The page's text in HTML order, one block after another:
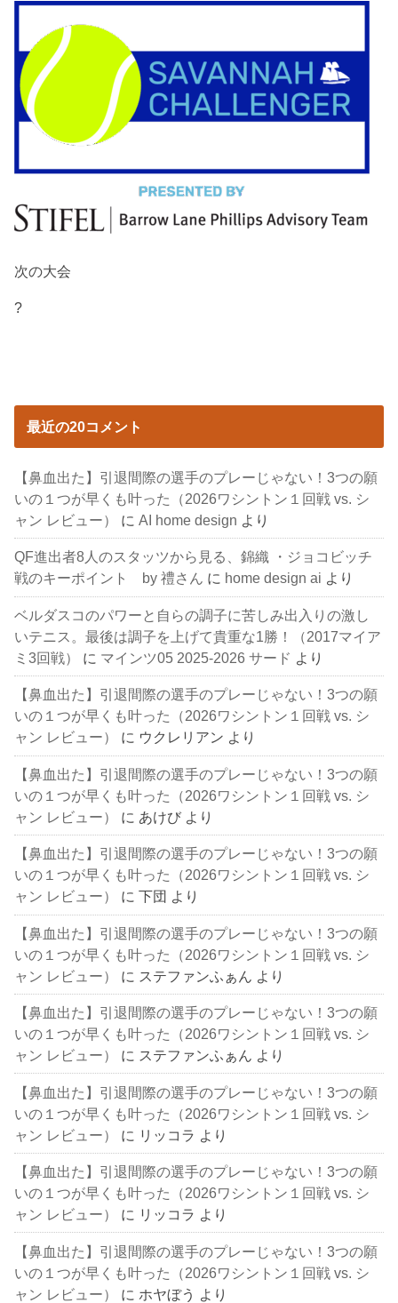
次の大会
?
最近の20コメント
【鼻血出た】引退間際の選手のプレーじゃない！3つの願
いの１つが早くも叶った（2026ワシントン１回戦 vs. シ
ャン レビュー）
にAI home design より
QF進出者8人のスタッツから見る、錦織 ・ジョコビッチ
戦のキーポイント by 禮さん に home design ai より
ベルダスコのパワーと自らの調子に苦しみ出入りの激し
いテニス。最後は調子を上げて貴重な1勝！（2017マイア
ミ3回戦）
に マインツ05 2025-2026 サード より
【鼻血出た】引退間際の選手のプレーじゃない！3つの願
いの１つが早くも叶った（2026ワシントン１回戦 vs. シ
ャン レビュー）
に ウクレリアン より
【鼻血出た】引退間際の選手のプレーじゃない！3つの願
いの１つが早くも叶った（2026ワシントン１回戦 vs. シ
ャン レビュー）
に あけび より
【鼻血出た】引退間際の選手のプレーじゃない！3つの願
いの１つが早くも叶った（2026ワシントン１回戦 vs. シ
ャン レビュー）
に下団 より
【鼻血出た】引退間際の選手のプレーじゃない！3つの願
いの１つが早くも叶った（2026ワシントン１回戦 vs. シ
ャン レビュー）
に ステファンふぁん より
【鼻血出た】引退間際の選手のプレーじゃない！3つの願
いの１つが早くも叶った（2026ワシントン１回戦 vs. シ
ャン レビュー）
に ステファンふぁん より
【鼻血出た】引退間際の選手のプレーじゃない！3つの願
いの１つが早くも叶った（2026ワシントン１回戦 vs. シ
ャン レビュー）
に リッコラ より
【鼻血出た】引退間際の選手のプレーじゃない！3つの願
いの１つが早くも叶った（2026ワシントン１回戦 vs. シ
ャン レビュー）
に リッコラ より
【鼻血出た】引退間際の選手のプレーじゃない！3つの願
いの１つが早くも叶った（2026ワシントン１回戦 vs. シ
ャン レビュー）
に ホヤぼう より